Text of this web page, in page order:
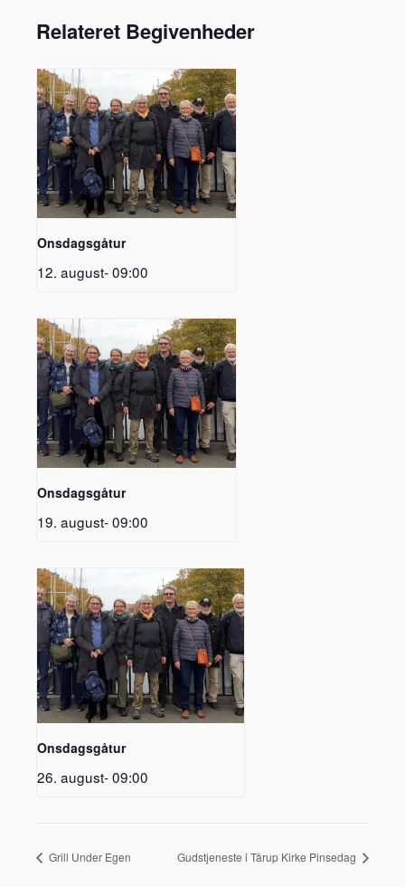
Relateret Begivenheder
Onsdagsgåtur
12. august- 09:00
Onsdagsgåtur
19. august- 09:00
Onsdagsgåtur
26. august- 09:00
Grill Under Egen Gudstjeneste i Tårup Kirke Pinsedag